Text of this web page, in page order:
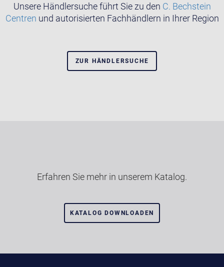
Unsere Händlersuche führt Sie zu den C. Bechstein
Centren und autorisierten Fachhändlern in Ihrer Region
ZUR HÄNDLERSUCHE
Erfahren Sie mehr in unserem Katalog.
KATALOG DOWNLOADEN